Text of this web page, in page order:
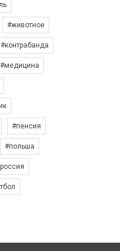
#животное
#контрабанда
#медицина
#пенсия
#польша